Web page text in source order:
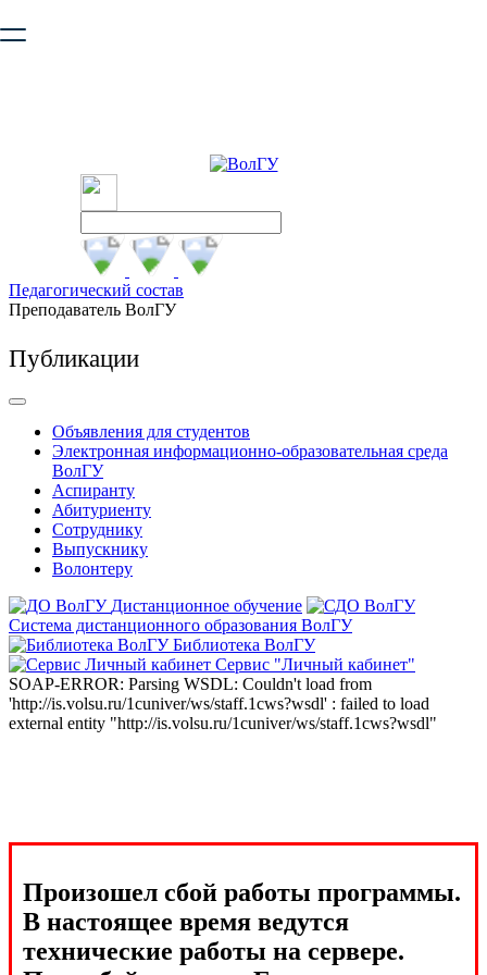
безопасную работу с сайтом. Пожалуйста
Педагогический состав
Преподаватель ВолГУ
Публикации
Объявления для студентов
Электронная информационно-образовательная среда
ВолГУ
Аспиранту
Абитуриенту
Сотруднику
Выпускнику
Волонтеру
Дистанционное обучение
Система дистанционного образования ВолГУ
Библиотека ВолГУ
Сервис "Личный кабинет"
SOAP-ERROR: Parsing WSDL: Couldn't load from
'http://is.volsu.ru/1cuniver/ws/staff.1cws?wsdl' : failed to load
external entity "http://is.volsu.ru/1cuniver/ws/staff.1cws?wsdl"
Произошел сбой работы программы.
В настоящее время ведутся
технические работы на сервере.